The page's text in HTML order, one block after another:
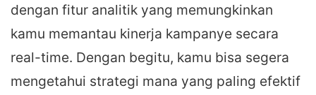
dengan fitur analitik yang memungkinkan
kamu memantau kinerja kampanye secara
real-time. Dengan begitu, kamu bisa segera
mengetahui strategi mana yang paling efektif